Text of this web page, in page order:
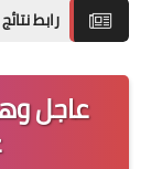
الاعدادي 2026 الدور الاول في العراق | موقع نتائجنا
عاجل